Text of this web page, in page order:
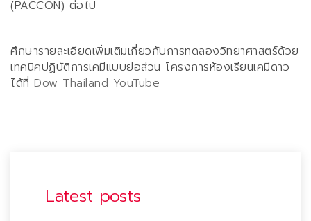
(PACCON) ต่อไป
ศึกษารายละเอียดเพิ่มเติมเกี่ยวกับการทดลองวิทยาศาสตร์ด้วย
เทคนิคปฏิบัติการเคมีแบบย่อส่วน โครงการห้องเรียนเคมีดาว
ได้ที่ Dow Thailand YouTube
Latest posts